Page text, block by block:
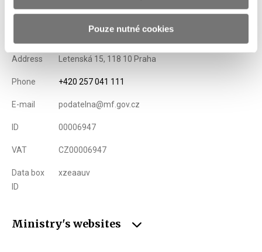
Pouze nutné cookies
Ministry of Finance of the Czech Republic
Address Letenská 15, 118 10 Praha
Phone +420 257 041 111
E-mail podatelna@mf.gov.cz
ID 00006947
VAT CZ00006947
Data box
ID
xzeaauv
Ministry's websites